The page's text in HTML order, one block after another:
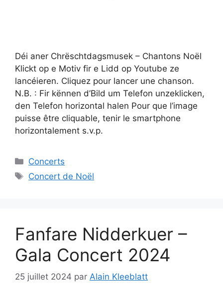
Déi aner Chrëschtdagsmusek – Chantons Noël
Klickt op e Motiv fir e Lidd op Youtube ze
lancéieren. Cliquez pour lancer une chanson.
N.B. : Fir kënnen d’Bild um Telefon unzeklicken,
den Telefon horizontal halen Pour que l’image
puisse être cliquable, tenir le smartphone
horizontalement s.v.p.
Catégories
Concerts
Étiquettes
Concert de Noël
Fanfare Nidderkuer –
Gala Concert 2024
25 juillet 2024 par Alain Kleeblatt